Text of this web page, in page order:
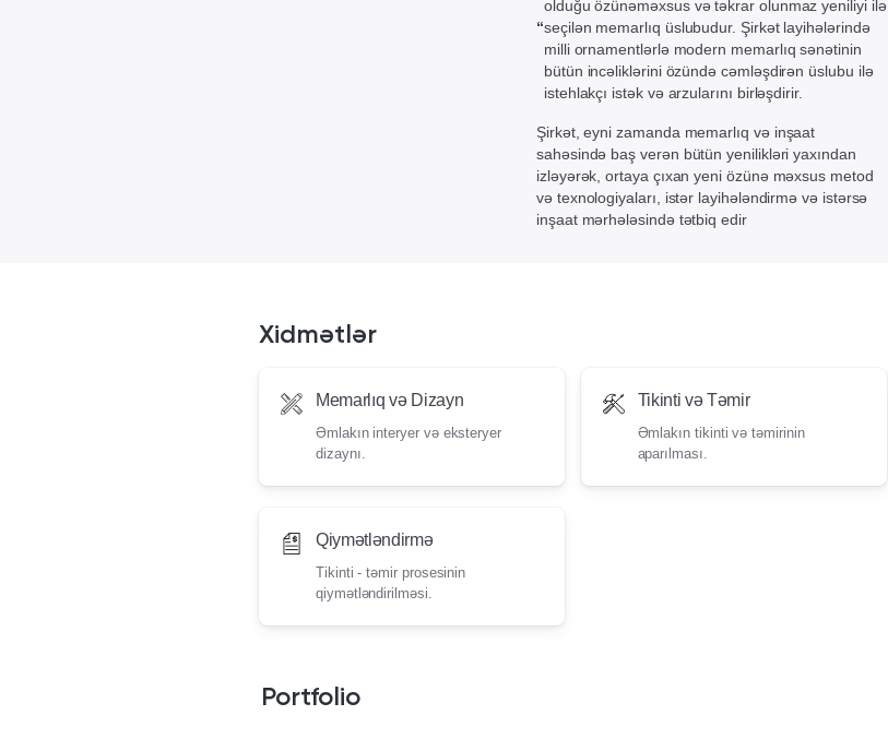
“
olduğu özünəməxsus və təkrar olunmaz yeniliyi ilə
seçilən memarlıq üslubudur. Şirkət layihələrində
milli ornamentlərlə modern memarlıq sənətinin
bütün incəliklərini özündə cəmləşdirən üslubu ilə
istehlakçı istək və arzularını birləşdirir.
Şirkət, eyni zamanda memarlıq və inşaat
sahəsində baş verən bütün yenilikləri yaxından
izləyərək, ortaya çıxan yeni özünə məxsus metod
və texnologiyaları, istər layihələndirmə və istərsə
inşaat mərhələsində tətbiq edir
Xidmətlər
Memarlıq və Dizayn
Əmlakın interyer və eksteryer
dizaynı.
Tikinti və Təmir
Əmlakın tikinti və təmirinin
aparılması.
Qiymətləndirmə
Tikinti - təmir prosesinin
qiymətləndirilməsi.
Portfolio